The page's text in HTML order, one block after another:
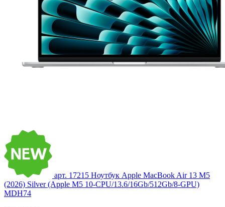
арт. 17215 Ноутбук Apple MacBook Air 13 M5
(2026) Silver (Apple M5 10-CPU/13.6/16Gb/512Gb/8-GPU)
MDH74